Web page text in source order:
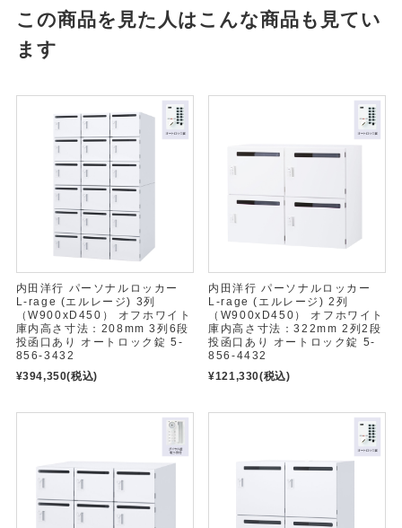
この商品を見た人はこんな商品も見てい
ます
内田洋行 パーソナルロッカー
L-rage (エルレージ) 3列
（W900xD450） オフホワイト
庫内高さ寸法：208mm 3列6段
投函口あり オートロック錠 5-
856-3432
¥394,350(税込)
内田洋行 パーソナルロッカー
L-rage (エルレージ) 2列
（W900xD450） オフホワイト
庫内高さ寸法：322mm 2列2段
投函口あり オートロック錠 5-
856-4432
¥121,330(税込)